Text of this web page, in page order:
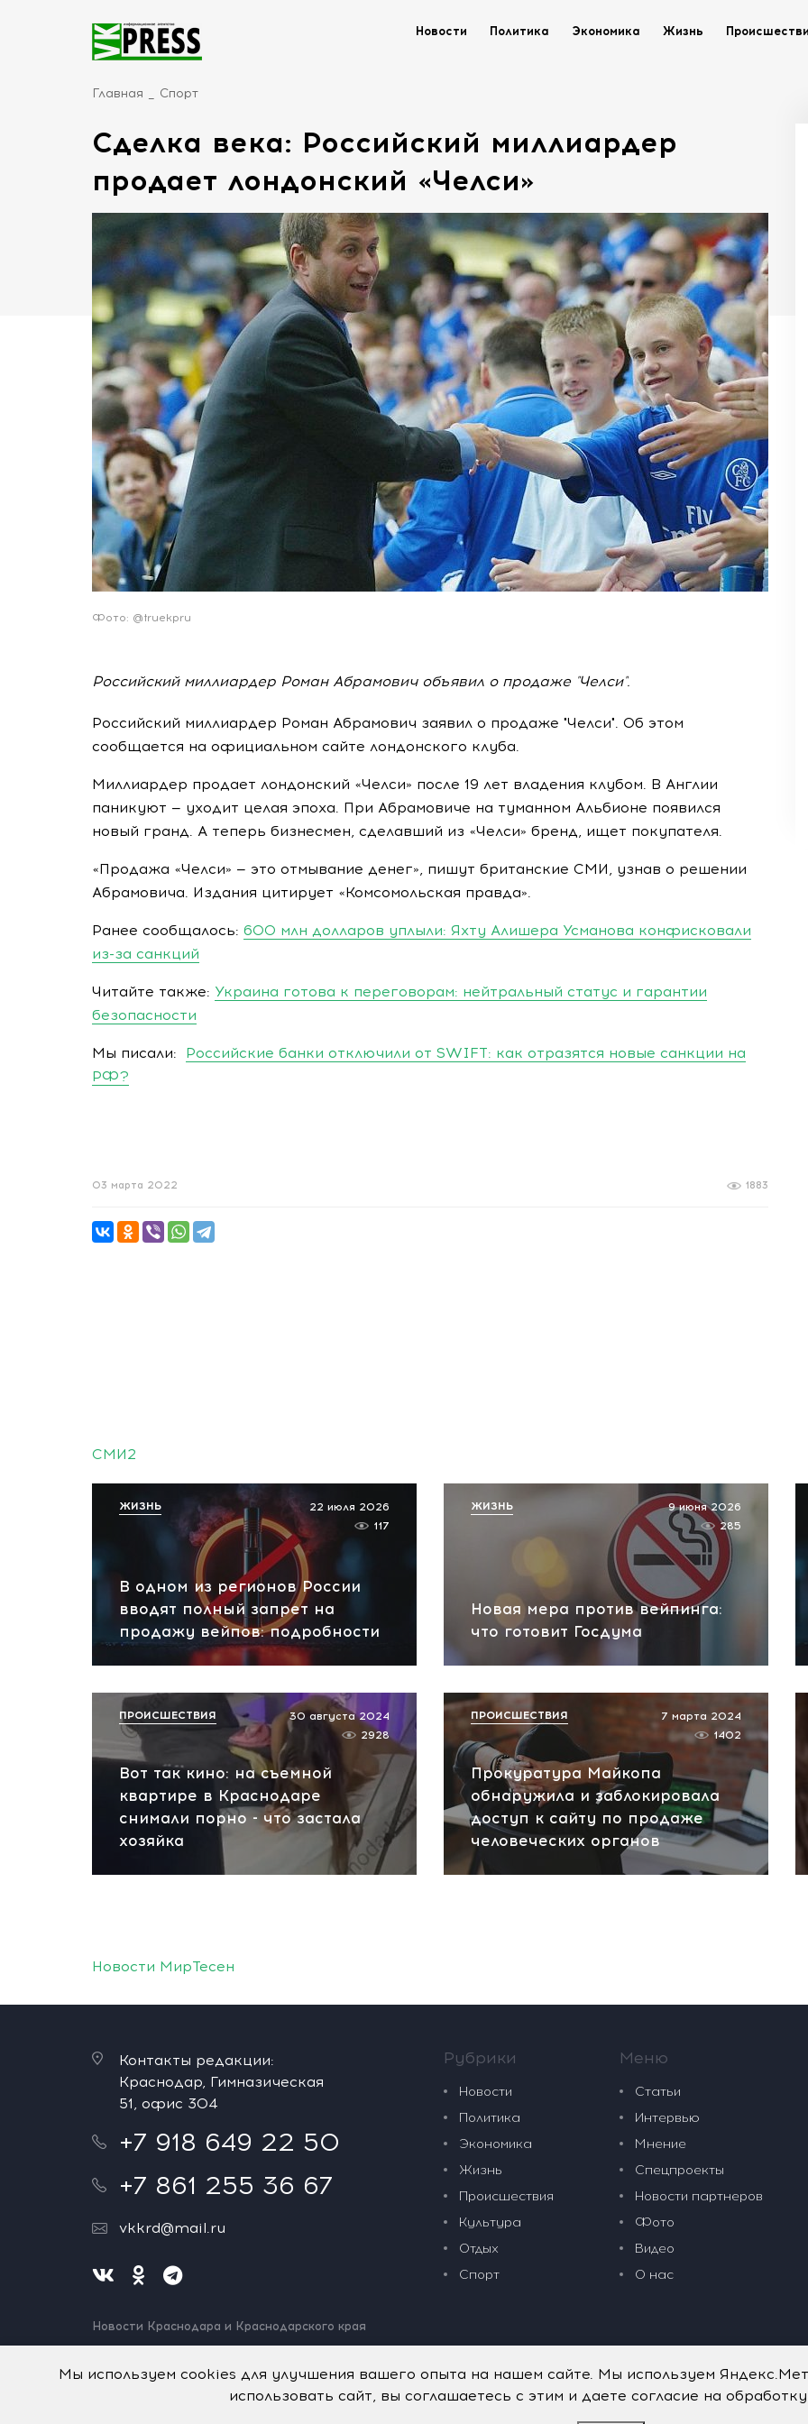
Новости Политика Экономика Жизнь
Главная Спорт
Сделка века: Российский миллиардер
продает лондонский «Челси»
Фото: @truekpru
Российский миллиардер Роман Абрамович объявил о продаже "Челси".
Российский миллиардер Роман Абрамович заявил о продаже "Челси". Об этом
сообщается на официальном сайте лондонского клуба.
Миллиардер продает лондонский «Челси» после 19 лет владения клубом. В Англии
паникуют — уходит целая эпоха. При Абрамовиче на туманном Альбионе появился
новый гранд. А теперь бизнесмен, сделавший из «Челси» бренд, ищет покупателя.
«Продажа «Челси» — это отмывание денег», пишут британские СМИ, узнав о решении
Абрамовича. Издания цитирует «Комсомольская правда».
Ранее сообщалось: 600 млн долларов уплыли: Яхту Алишера Усманова конфисковали
из-за санкций
Читайте также: Украина готова к переговорам: нейтральный статус и гарантии
безопасности
Мы писали: Российские банки отключили от SWIFT: как отразятся новые санкции на
РФ?
1883
03 марта 2022
СМИ2
В одном из регионов России
вводят полный запрет на
продажу вейпов: подробности
22 июля 2026
117
ЖИЗНЬ
Новая мера против вейпинга:
что готовит Госдума
9 июня 2026
285
ЖИЗНЬ
Вот так кино: на съемной
квартире в Краснодаре
снимали порно - что застала
хозяйка
30 августа 2024
2928
ПРОИСШЕСТВИЯ
Прокуратура Майкопа
обнаружила и заблокировала
доступ к сайту по продаже
человеческих органов
7 марта 2024
1402
ПРОИСШЕСТВИЯ
Новости МирТесен
Контакты редакции:
Краснодар, Гимназическая
51, офис 304
+7 918 649 22 50
+7 861 255 36 67
vkkrd@mail.ru
Новости Краснодара и Краснодарского края
Нашли ошибку? Выделите и нажмите Ctrl+Enter.
Рубрики
Новости
Политика
Экономика
Жизнь
Происшествия
Культура
Отдых
Спорт
Меню
Статьи
Интервью
Мнение
Спецпроекты
Новости партнеров
Фото
Видео
О нас
Мы используем cookies для улучшения вашего опыта на нашем сайте. Мы используем
использовать сайт, вы соглашаетесь с этим и даете согласие на